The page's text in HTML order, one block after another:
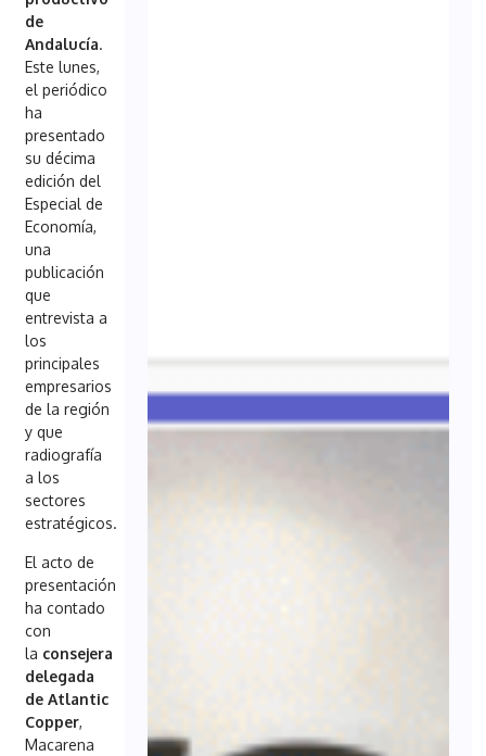
de
Andalucía.
Este lunes,
el periódico
ha
presentado
su décima
edición del
Especial de
Economía,
una
publicación
que
entrevista a
los
principales
empresarios
de la región
y que
radiografía
a los
sectores
estratégicos.
El acto de
presentación
ha contado
con
la consejera
delegada
de Atlantic
Copper,
Macarena